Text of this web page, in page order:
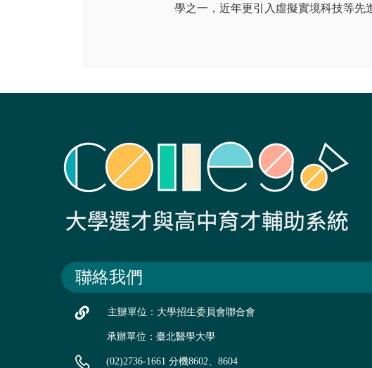
學之一，近年更引入虛擬實境科技等先
聯絡我們
主辦單位：大學招生委員會聯合會
承辦單位：臺北醫學大學
(02)2736-1661 分機8602、8604